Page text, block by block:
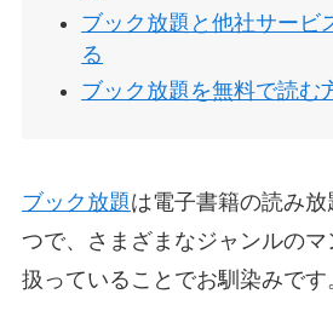
ブック放題と他社サービ
る
ブック放題を無料で読む
ブック放題は電子書籍の読み放
つで、さまざまなジャンルのマ
扱っていることでお馴染みです